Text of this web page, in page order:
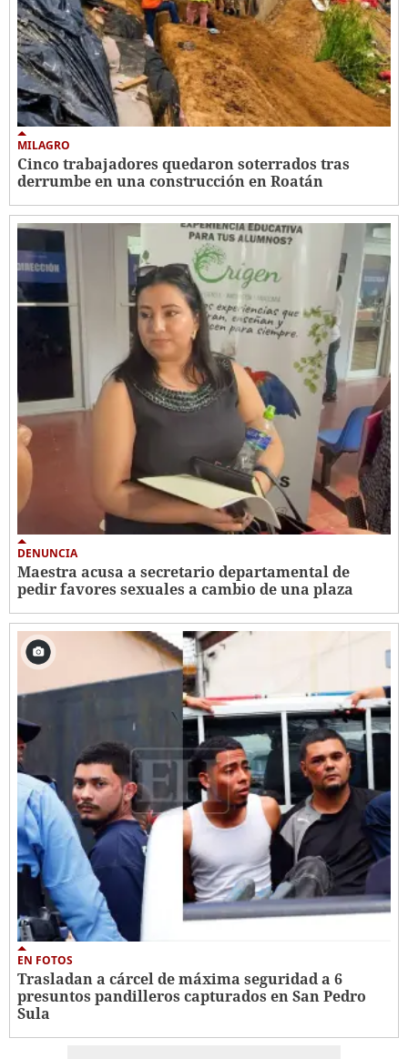
MILAGRO
Cinco trabajadores quedaron soterrados tras
derrumbe en una construcción en Roatán
DENUNCIA
Maestra acusa a secretario departamental de
pedir favores sexuales a cambio de una plaza
EN FOTOS
Trasladan a cárcel de máxima seguridad a 6
presuntos pandilleros capturados en San Pedro
Sula